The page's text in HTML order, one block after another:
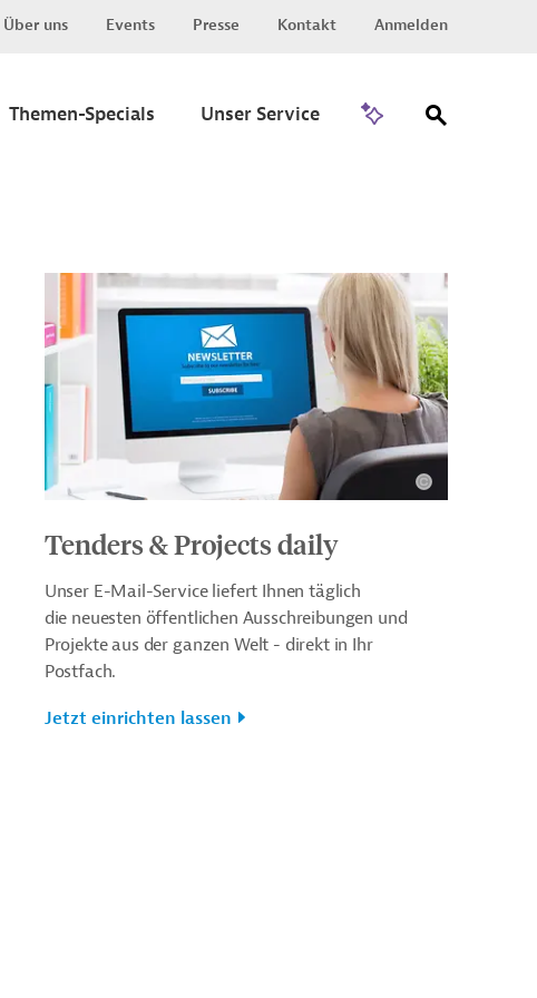
Über uns Events Presse Kontakt Anmelden
Themen-Specials Unser Service
Tenders & Projects daily
Unser E-Mail-Service liefert Ihnen täglich
die neuesten öffentlichen Ausschreibungen und
Projekte aus der ganzen Welt - direkt in Ihr
Postfach.
Jetzt einrichten lassen